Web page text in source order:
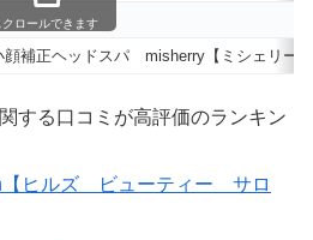
顔補正ヘッドスパ misherry【ミシェリー】
クロールできます
する口コミが高評価のランキン
【ヒルズ ビューティー サロ